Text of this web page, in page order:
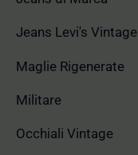
Jeans Levi's Vintage
Maglie Rigenerate
Militare
Occhiali Vintage